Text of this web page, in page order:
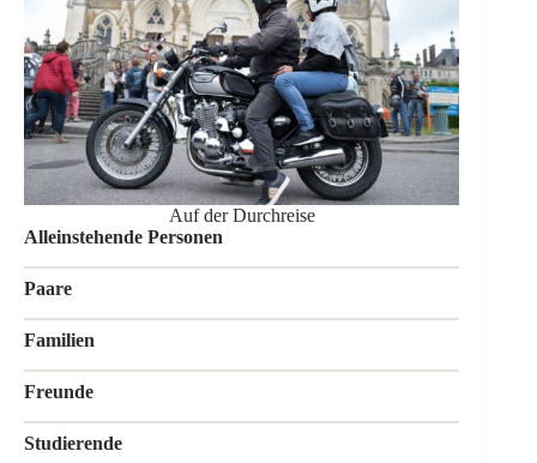
Auf der Durchreise
Alleinstehende Personen
Paare
Familien
Freunde
Studierende